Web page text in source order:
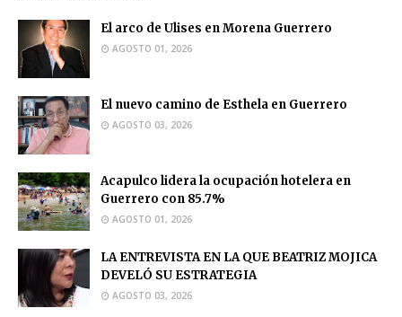
El arco de Ulises en Morena Guerrero
AGOSTO 01, 2026
El nuevo camino de Esthela en Guerrero
AGOSTO 03, 2026
Acapulco lidera la ocupación hotelera en
Guerrero con 85.7%
AGOSTO 01, 2026
LA ENTREVISTA EN LA QUE BEATRIZ MOJICA
DEVELÓ SU ESTRATEGIA
AGOSTO 03, 2026